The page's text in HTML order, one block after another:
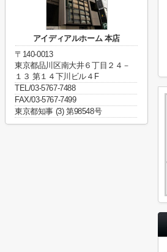
アイディアルホーム 本店
〒140-0013
東京都品川区南大井６丁目２４－
１３ 第１４下川ビル４F
TEL/03-5767-7488
FAX/03-5767-7499
東京都知事 (3) 第98548号